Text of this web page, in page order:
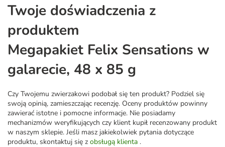
Twoje doświadczenia z
produktem
Megapakiet Felix Sensations w
galarecie, 48 x 85 g
Czy Twojemu zwierzakowi podobał się ten produkt? Podziel się
swoją opinią, zamieszczając recenzję. Oceny produktów powinny
zawierać istotne i pomocne informacje. Nie posiadamy
mechanizmów weryfikujących czy klient kupił recenzowany produkt
w naszym sklepie. Jeśli masz jakiekolwiek pytania dotyczące
produktu, skontaktuj się z obsługą klienta .